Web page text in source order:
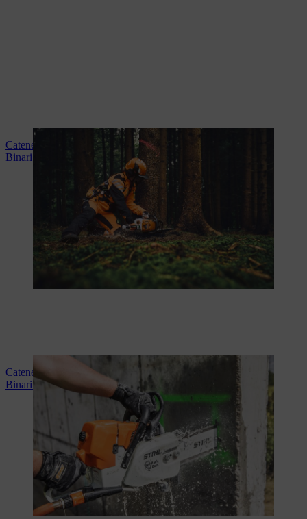
Catene per seghe per la silvicoltura
Binari di guida per la silvicoltura
Catene per seghe per l'industria delle costruzioni
Binari di guida per l'industria delle costruzioni